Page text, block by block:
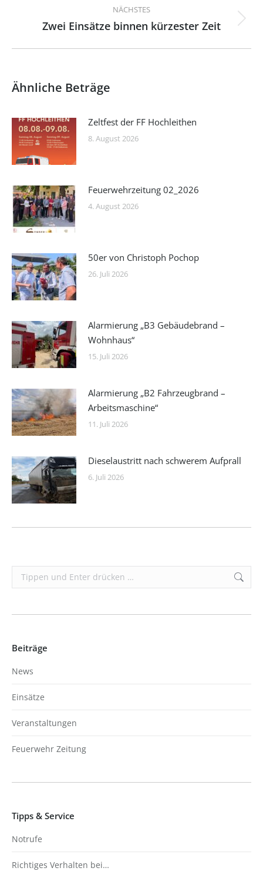
NÄCHSTES
Nächster
Zwei Einsätze binnen kürzester Zeit
Ähnliche Beträge
Zeltfest der FF Hochleithen
8. August 2026
Feuerwehrzeitung 02_2026
4. August 2026
50er von Christoph Pochop
26. Juli 2026
Alarmierung „B3 Gebäudebrand –
Wohnhaus“
15. Juli 2026
Alarmierung „B2 Fahrzeugbrand –
Arbeitsmaschine“
11. Juli 2026
Dieselaustritt nach schwerem Aufprall
6. Juli 2026
Search:
Beiträge
News
Einsätze
Veranstaltungen
Feuerwehr Zeitung
Tipps & Service
Notrufe
Richtiges Verhalten bei…